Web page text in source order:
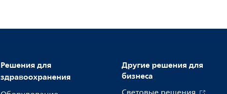
Решения для
здравоохранения
Другие решения для
бизнеса